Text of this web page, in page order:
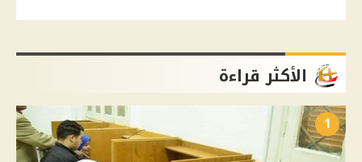
الأكثر قراءة
1